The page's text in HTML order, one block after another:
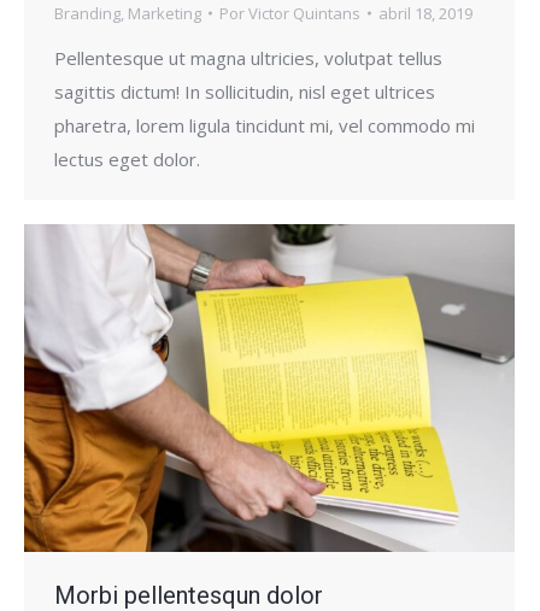
Branding, Marketing PorVictor Quintans abril 18, 2019
Pellentesque ut magna ultricies, volutpat tellus
sagittis dictum! In sollicitudin, nisl eget ultrices
pharetra, lorem ligula tincidunt mi, vel commodo mi
lectus eget dolor.
Morbi pellentesqun dolor